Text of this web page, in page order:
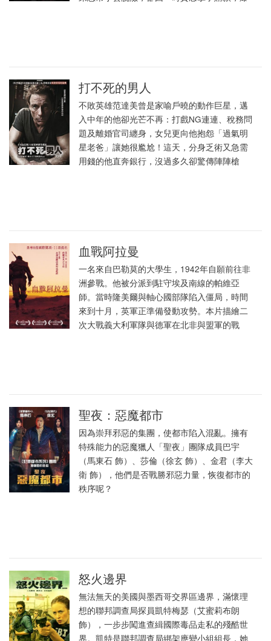
打不死的男人
不敗英雄范達美曾是家喻戶曉的動作巨星，邁
入中年的他卻光芒不再：打戲NG連連、稅務問
題及離婚官司纏身，女兒更向他抱怨「過氣明
星老爸」讓她很尷尬！這天，分身乏術又急需
用錢的他直奔銀行，沒過多久卻驚傳陣陣槍
血戰阿拉曼
一名來自巴勒莫的大學生，1942年自願前往非
洲參戰。他被分派到駐守埃及南線的帕維亞
師。當時隆美爾與軸心國部隊陷入僵局，時間
來到十月，英軍正準備發動攻勢。本片描繪二
次大戰義大利軍隊與德軍在北非與盟軍的戰
聖夜：惡魔都市
因為崇拜邪惡的集團，使都市陷入混亂。擁有
特殊能力的惡魔獵人「聖夜」團隊成員巴宇
（馬東石 飾）、莎倫（徐玄 飾）、金君（李大
衛 飾），他們是否戰勝邪惡力量，恢復都市的
秩序呢？
怒火邊界
無法無天的美國與墨西哥交界區邊界，滿懷理
想的聯邦調查局探員凱特梅瑟（艾蜜莉布朗
飾），一步步闖進查緝國際毒品走私的殘酷世
界。凱特是聯邦調查局綁架應變小組組長，她